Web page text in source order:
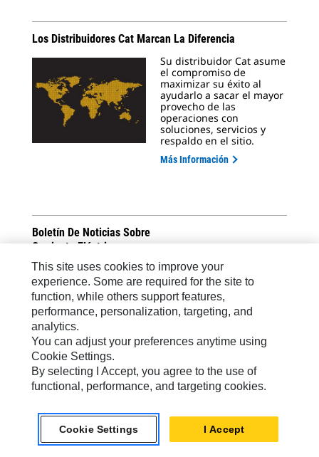
Los Distribuidores Cat Marcan La Diferencia
Su distribuidor Cat asume
el compromiso de
maximizar su éxito al
ayudarlo a sacar el mayor
provecho de las
operaciones con
soluciones, servicios y
respaldo en el sitio.
Más Información
Boletín De Noticias Sobre
Corriente Eléctrica
Regístrese para conocer
las últimas novedades
sobre productos Cat y
temas de la industria que
están enfocados en
máximo su inversión.
Novedades Sobre Corriente Eléctrica
This site uses cookies to improve your
experience. Some are required for the site to
function, while others support features,
performance, personalization, targeting, and
analytics.
You can adjust your preferences anytime using
Cookie Settings.
By selecting I Accept, you agree to the use of
functional, performance, and targeting cookies.
Cookie Settings I Accept